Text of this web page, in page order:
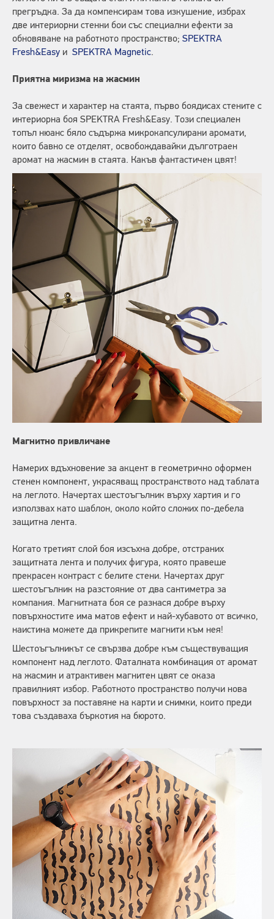
прегръдка. За да компенсирам това изкушение, избрах
две интериорни стенни бои със специални ефекти за
обновяване на работното пространство; SPEKTRA
Fresh&Easy и SPEKTRA Magnetic.
Приятна миризма на жасмин
За свежест и характер на стаята, първо боядисах стените с
интериорна боя SPEKTRA Fresh&Easy. Този специален
топъл нюанс бяло съдържа микрокапсулирани аромати,
които бавно се отделят, освобождавайки дълготраен
аромат на жасмин в стаята. Какъв фантастичен цвят!
Магнитно привличане
Намерих вдъхновение за акцент в геометрично оформен
стенен компонент, украсяващ пространството над таблата
на леглото. Начертах шестоъгълник върху хартия и го
използвах като шаблон, около който сложих по-дебела
защитна лента.
Когато третият слой боя изсъхна добре, отстраних
защитната лента и получих фигура, която правеше
прекрасен контраст с белите стени. Начертах друг
шестоъгълник на разстояние от два сантиметра за
компания. Магнитната боя се разнася добре върху
повърхностите има матов ефект и най-хубавото от всичко,
наистина можете да прикрепите магнити към нея!
Шестоъгълникът се свързва добре към съществуващия
компонент над леглото. Фаталната комбинация от аромат
на жасмин и атрактивен магнитен цвят се оказа
правилният избор. Работното пространство получи нова
повърхност за поставяне на карти и снимки, които преди
това създаваха бъркотия на бюрото.